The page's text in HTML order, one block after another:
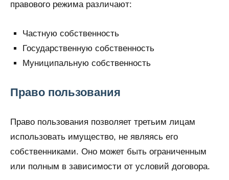
правового режима различают:
Частную собственность
Государственную собственность
Муниципальную собственность
Право пользования
Право пользования позволяет третьим лицам
использовать имущество, не являясь его
собственниками. Оно может быть ограниченным
или полным в зависимости от условий договора.